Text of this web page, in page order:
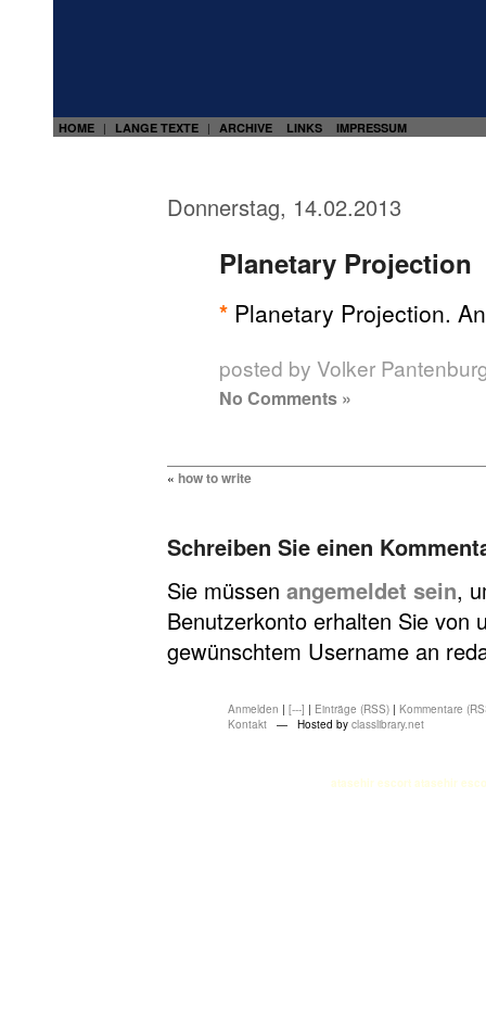
HOME | LANGE TEXTE | ARCHIVE LINKS IMPRESSUM
Donnerstag, 14.02.2013
Planetary Projection
* Planetary Projection.
posted by Volker
No Comments »
« how to write
Schreiben Sie einen
Sie müssen angemeldet sein,
Benutzerkonto erhalten Sie von
gewünschtem Username an
Anmelden | [---] | Einträge (RSS) | Kommentare
Kontakt — Hosted by classlibrary.net
atasehir escort atasehir